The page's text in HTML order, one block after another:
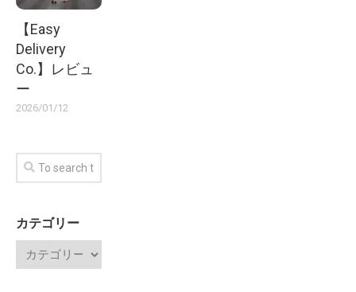
【Easy
Delivery
Co.】レビュ
ー
2026/01/12
カテゴリー